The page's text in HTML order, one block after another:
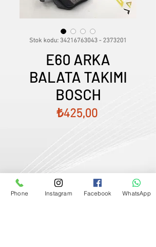
Stok kodu: 34216763043 - 2373201
E60 ARKA
BALATA TAKIMI
BOSCH
₺425,00Fiyat
Satış Temsilcimizle Görüşün
Phone Instagram Facebook WhatsApp